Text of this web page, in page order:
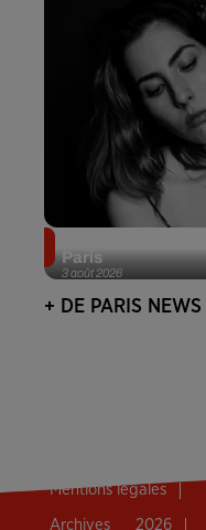
3 août 2026
Paris
+ DE PARIS NEWS
Mentions légales
Archives 2026